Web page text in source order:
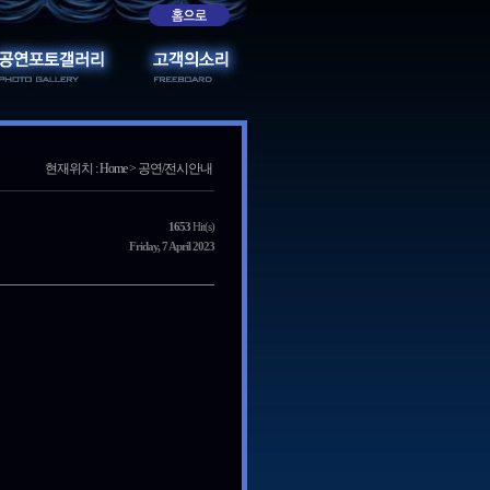
현재위치 : Home > 공연/전시안내
1653Hit(s)
Friday, 7 April 2023